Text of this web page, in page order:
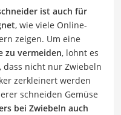
ist auch für
, wie viele Online-
zeigen. Um eine
zu vermeiden, lohnt es
nicht nur Zwiebeln
zerkleinert werden
schneiden Gemüse
bei Zwiebeln auch